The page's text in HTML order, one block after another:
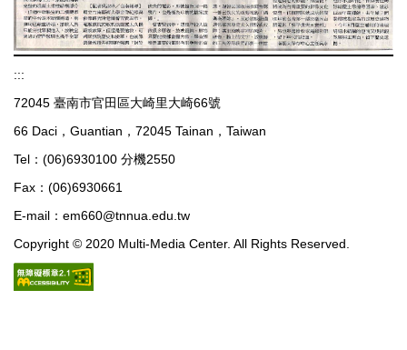
:::
72045 臺南市官田區大崎里大崎66號
66 Daci，Guantian，72045 Tainan，Taiwan
Tel：(06)6930100 分機2550
Fax：(06)6930661
E-mail：em660@tnnua.edu.tw
Copyright © 2020 Multi-Media Center. All Rights Reserved.